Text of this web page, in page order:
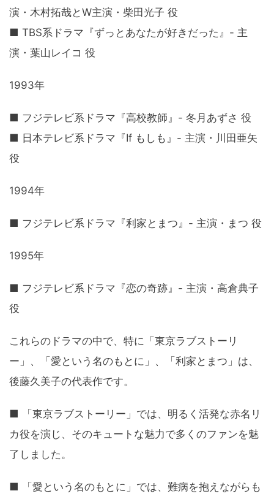
演・木村拓哉とW主演・柴田光子 役
■ TBS系ドラマ『ずっとあなたが好きだった』- 主
演・葉山レイコ 役
1993年
■ フジテレビ系ドラマ『高校教師』- 冬月あずさ 役
■ 日本テレビ系ドラマ『If もしも』- 主演・川田亜矢
役
1994年
■ フジテレビ系ドラマ『利家とまつ』- 主演・まつ 役
1995年
■ フジテレビ系ドラマ『恋の奇跡』- 主演・高倉典子
役
これらのドラマの中で、特に「東京ラブストーリ
ー」、「愛という名のもとに」、「利家とまつ」は、
後藤久美子の代表作です。
■ 「東京ラブストーリー」では、明るく活発な赤名リ
カ役を演じ、そのキュートな魅力で多くのファンを魅
了しました。
■ 「愛という名のもとに」では、難病を抱えながらも